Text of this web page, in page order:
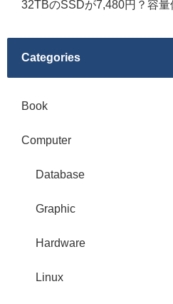
32TBのSSDが7,480円？容
Categories
Book
Computer
Database
Graphic
Hardware
Linux